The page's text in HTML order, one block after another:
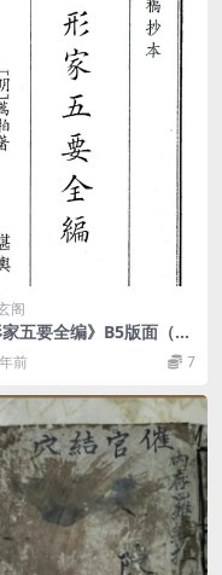
阁
家五要全编》B5版面（14
前 7